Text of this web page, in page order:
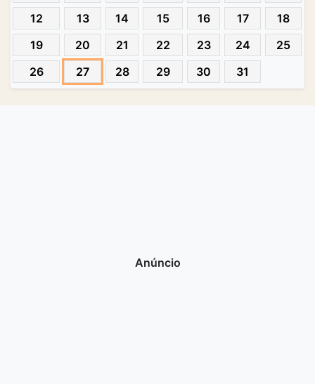
12
13 14 15 16 17
18
19
20 21 22 23 24
25
26
27 28 29 30 31